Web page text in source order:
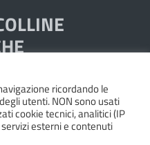
ricordando le
utenti. NON sono usati
cookie tecnici, analitici (IP
esterni e contenuti